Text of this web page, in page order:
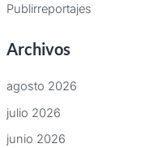
Publirreportajes
Archivos
agosto 2026
julio 2026
junio 2026